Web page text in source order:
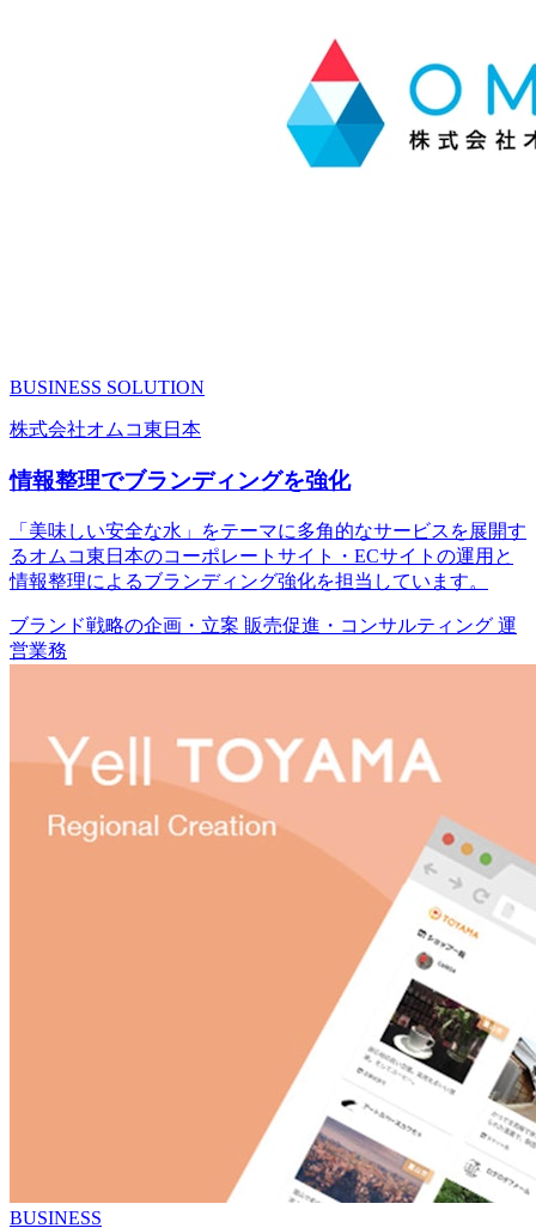
BUSINESS SOLUTION
株式会社オムコ東日本
情報整理でブランディングを強化
「美味しい安全な水」をテーマに多角的なサービスを展開す
るオムコ東日本のコーポレートサイト・ECサイトの運用と
情報整理によるブランディング強化を担当しています。
ブランド戦略の企画・立案 販売促進・コンサルティング 運
営業務
BUSINESS